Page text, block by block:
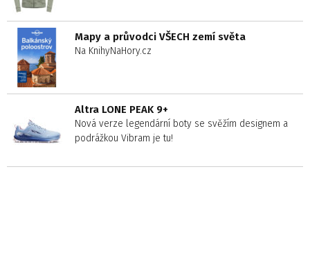
Mapy a průvodci VŠECH zemí světa
Na KnihyNaHory.cz
Altra LONE PEAK 9+
Nová verze legendární boty se svěžím designem a
podrážkou Vibram je tu!